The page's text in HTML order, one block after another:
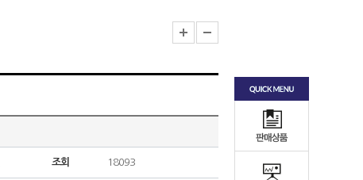
조회 18093